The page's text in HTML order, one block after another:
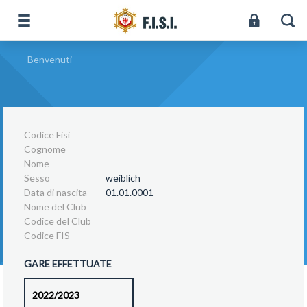
Benvenuti -
Codice Fisi
Cognome
Nome
Sesso
weiblich
Data di nascita
01.01.0001
Nome del Club
Codice del Club
Codice FIS
GARE EFFETTUATE